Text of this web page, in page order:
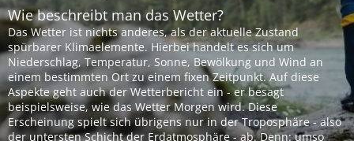
Wie beschreibt man das Wetter?
Das Wetter ist nichts anderes, als der aktuelle Zustand
spürbarer Klimaelemente. Hierbei handelt es sich um
Niederschlag, Temperatur, Sonne, Bewölkung und Wind an
einem bestimmten Ort zu einem fixen Zeitpunkt. Auf diese
Aspekte geht auch der Wetterbericht ein - er besagt
beispielsweise, wie das Wetter Morgen wird. Diese
Erscheinung spielt sich übrigens nur in der Troposphäre - also
der untersten Schicht der Erdatmosphäre - ab. Denn: umso